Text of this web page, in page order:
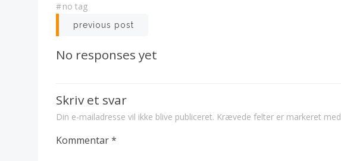
#no tag
Post
navigation
previous post
No responses yet
Skriv et svar
Din e-mailadresse vil ikke blive publiceret. Krævede felter er markeret med
Kommentar*